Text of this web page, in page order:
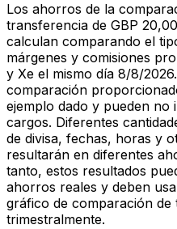
Los ahorros de la
transferencia de GBP
calculan comparando el
márgenes y comisiones
y Xe el mismo día 8/8/
comparación
ejemplo dado y pueden no
cargos. Diferentes
de divisa, fechas, horas y
resultarán en diferentes
tanto, estos resultados
ahorros reales y deben
gráfico de comparación de
trimestralmente.